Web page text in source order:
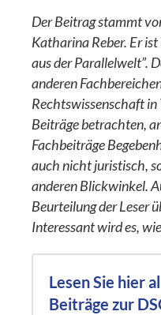
Der Beitrag stammt
Katharina Reber. Er
aus der Parallelwelt”.
anderen
Rechtswissenschaft in
Beiträge betrachten,
Fachbeiträge
auch nicht juristisch,
anderen Blickwinkel.
Beurteilung der Leser
Interessant wird es,
Lesen Sie hier
Beiträge zur